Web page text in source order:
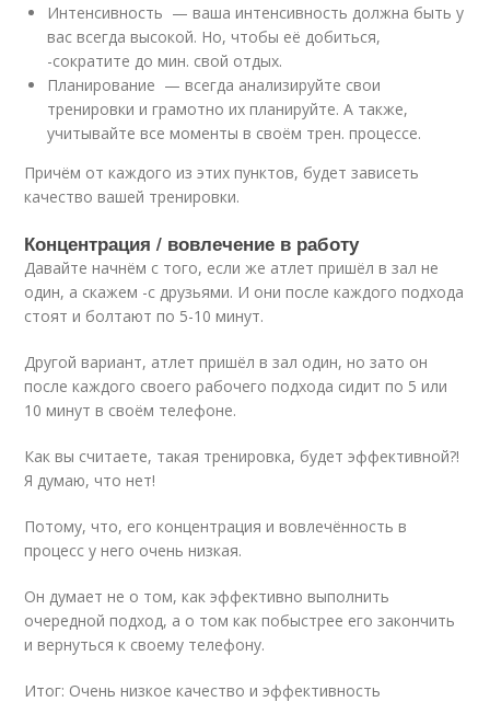
Интенсивность — ваша интенсивность должна быть у
вас всегда высокой. Но, чтобы её добиться,
-сократите до мин. свой отдых.
Планирование — всегда анализируйте свои
тренировки и грамотно их планируйте. А также,
учитывайте все моменты в своём трен. процессе.
Причём от каждого из этих пунктов, будет зависеть
качество вашей тренировки.
Концентрация / вовлечение в работу
Давайте начнём с того, если же атлет пришёл в зал не
один, а скажем -с друзьями. И они после каждого подхода
стоят и болтают по 5-10 минут.
Другой вариант, атлет пришёл в зал один, но зато он
после каждого своего рабочего подхода сидит по 5 или
10 минут в своём телефоне.
Как вы считаете, такая тренировка, будет эффективной?!
Я думаю, что нет!
Потому, что, его концентрация и вовлечённость в
процесс у него очень низкая.
Он думает не о том, как эффективно выполнить
очередной подход, а о том как побыстрее его закончить
и вернуться к своему телефону.
Итог: Очень низкое качество и эффективность